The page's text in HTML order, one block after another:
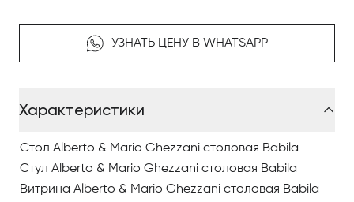
УЗНАТЬ ЦЕНУ В WHATSAPP
Характеристики
Стол Alberto & Mario Ghezzani столовая Babila
Стул Alberto & Mario Ghezzani столовая Babila
Витрина Alberto & Mario Ghezzani столовая Babila